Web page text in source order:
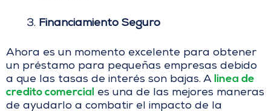
Financiamiento Seguro
Ahora es un momento excelente para obtener
un préstamo para pequeñas empresas debido
a que las tasas de interés son bajas. A linea de
credito comercial es una de las mejores maneras
de ayudarlo a combatir el impacto de la